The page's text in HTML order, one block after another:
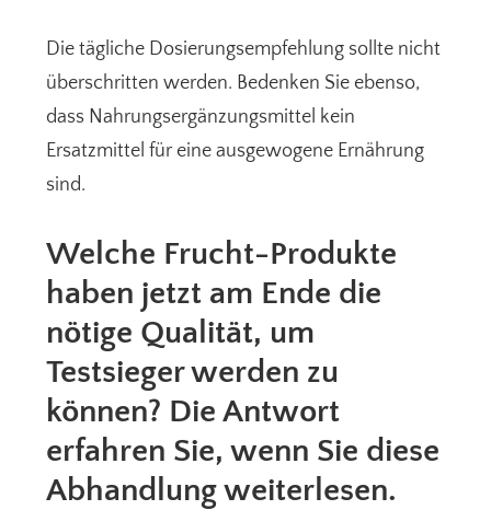
Die tägliche Dosierungsempfehlung sollte nicht
überschritten werden. Bedenken Sie ebenso,
dass Nahrungsergänzungsmittel kein
Ersatzmittel für eine ausgewogene Ernährung
sind.
Welche Frucht-Produkte
haben jetzt am Ende die
nötige Qualität, um
Testsieger werden zu
können? Die Antwort
erfahren Sie, wenn Sie diese
Abhandlung weiterlesen.